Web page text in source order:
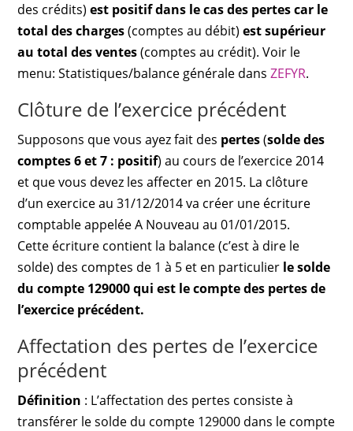
des crédits) est positif dans le cas des pertes car le
total des charges(comptes au débit) est supérieur
au total des ventes(comptes au crédit). Voir le
menu: Statistiques/balance générale dansZEFYR.
Clôture de l’exercice précédent
Supposons que vous ayez fait des pertes(solde des
comptes 6 et 7 : positif) au cours de l’exercice 2014
et que vous devez les affecter en 2015. La clôture
d’un exercice au 31/12/2014 va créer une écriture
comptable appelée A Nouveau au 01/01/2015.
Cette écriture contient la balance (c’est à dire le
solde) des comptes de 1 à 5 et en particulier le solde
du compte 129000 qui est le compte des pertes de
l’exercice précédent.
Affectation des pertes de l’exercice
précédent
Définition : L’affectation des pertes consiste à
transférer le solde du compte 129000 dans le compte